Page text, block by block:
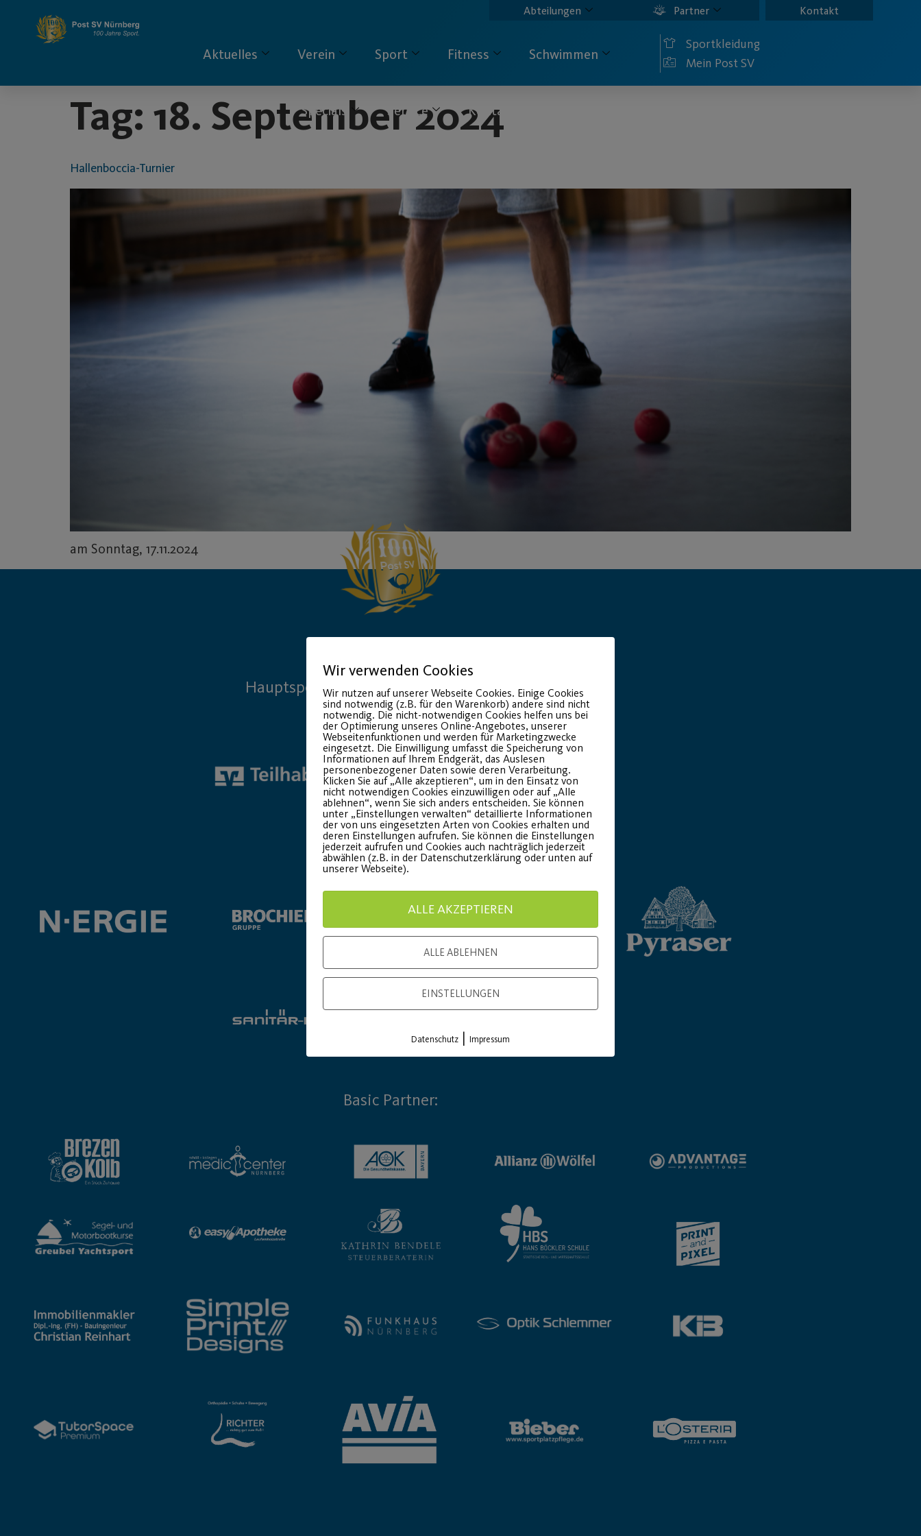
springen
Abteilungen Partner Kontakt
Aktuelles Verein Sport Fitness Schwimmen
Specials Service Kontakt
Sportkleidung
Mein Post SV
Tag: 18. September 2024
Hallenboccia-Turnier
am Sonntag, 17.11.2024
Hauptsponsor Generalausrüster
Premium Partner:
Basic Partner:
Wir verwenden Cookies
Wir nutzen auf unserer Webseite Cookies. Einige Cookies
sind notwendig (z.B. für den Warenkorb) andere sind nicht
notwendig. Die nicht-notwendigen Cookies helfen uns bei
der Optimierung unseres Online-Angebotes, unserer
Webseitenfunktionen und werden für Marketingzwecke
eingesetzt. Die Einwilligung umfasst die Speicherung von
Informationen auf Ihrem Endgerät, das Auslesen
personenbezogener Daten sowie deren Verarbeitung.
Klicken Sie auf „Alle akzeptieren“, um in den Einsatz von
nicht notwendigen Cookies einzuwilligen oder auf „Alle
ablehnen“, wenn Sie sich anders entscheiden. Sie können
unter „Einstellungen verwalten“ detaillierte Informationen
der von uns eingesetzten Arten von Cookies erhalten und
deren Einstellungen aufrufen. Sie können die Einstellungen
jederzeit aufrufen und Cookies auch nachträglich jederzeit
abwählen (z.B. in der Datenschutzerklärung oder unten auf
unserer Webseite).
ALLE AKZEPTIEREN
ALLE ABLEHNEN
EINSTELLUNGEN
Datenschutz | Impressum